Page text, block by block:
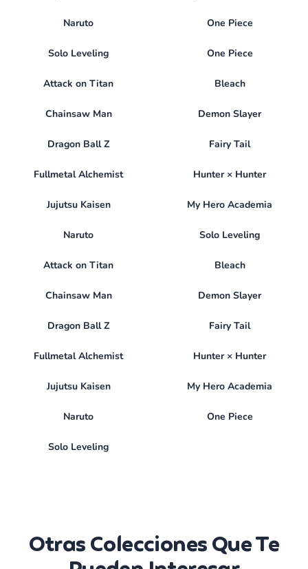
Naruto One Piece
Solo Leveling One Piece
Attack on Titan Bleach
Chainsaw Man Demon Slayer
Dragon Ball Z Fairy Tail
Fullmetal Alchemist Hunter × Hunter
Jujutsu Kaisen My Hero Academia
Naruto Solo Leveling
Attack on Titan Bleach
Chainsaw Man Demon Slayer
Dragon Ball Z Fairy Tail
Fullmetal Alchemist Hunter × Hunter
Jujutsu Kaisen My Hero Academia
Naruto One Piece
Solo Leveling
Otras Colecciones Que Te